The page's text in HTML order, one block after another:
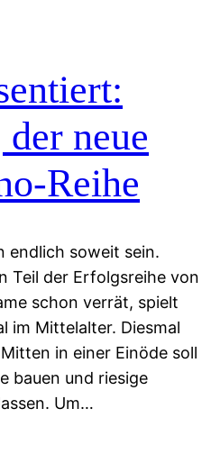
neue
Reihe
endlich soweit sein.
Teil der Erfolgsreihe von
schon verrät, spielt
im Mittelalter. Diesmal
in einer Einöde soll
bauen und riesige
Um…